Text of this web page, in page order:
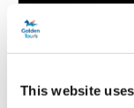
This website
Geführte